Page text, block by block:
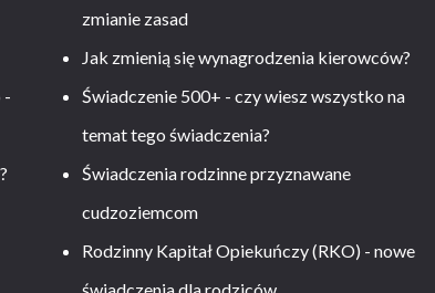
-
zmianie zasad
Jak zmienią się wynagrodzenia kierowców?
Świadczenie 500+ - czy wiesz wszystko na
temat tego świadczenia?
Świadczenia rodzinne przyznawane
cudzoziemcom
Rodzinny Kapitał Opiekuńczy (RKO) - nowe